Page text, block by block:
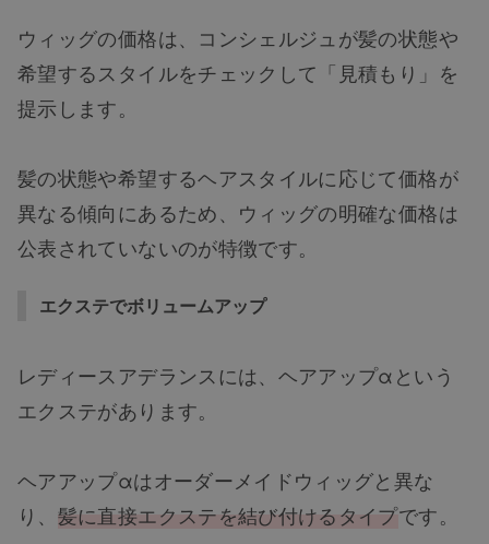
ウィッグの価格は、コンシェルジュが髪の状態や
希望するスタイルをチェックして「見積もり」を
提示します。
髪の状態や希望するヘアスタイルに応じて価格が
異なる傾向にあるため、ウィッグの明確な価格は
公表されていないのが特徴です。
エクステでボリュームアップ
レディースアデランスには、ヘアアップαという
エクステがあります。
ヘアアップαはオーダーメイドウィッグと異な
り、 髪に直接エクステを結び付けるタイプです。